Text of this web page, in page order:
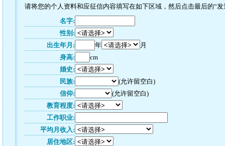
请将您的个人资料和应征信内容填写在如下区域，然后点击最后的“
名字:
性别:
出生年月:
年
月
身高:
cm
婚史:
民族:
(允许留空白)
信仰:
(允许留空白)
教育程度:
工作职业:
平均月收入:
居住地区: